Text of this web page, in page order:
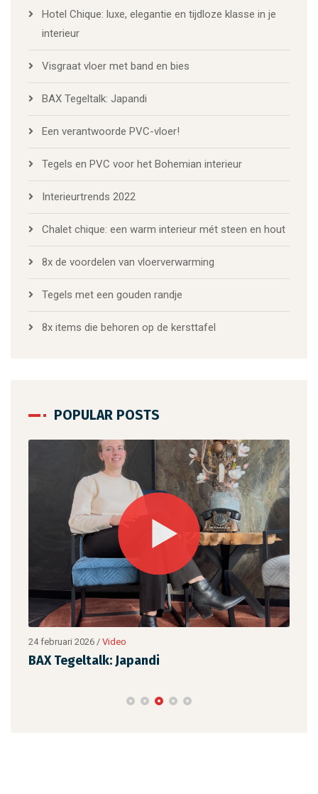
Hotel Chique: luxe, elegantie en tijdloze klasse in je
interieur
Visgraat vloer met band en bies
BAX Tegeltalk: Japandi
Een verantwoorde PVC-vloer!
Tegels en PVC voor het Bohemian interieur
Interieurtrends 2022
Chalet chique: een warm interieur mét steen en hout
8x de voordelen van vloerverwarming
Tegels met een gouden randje
8x items die behoren op de kersttafel
POPULAR POSTS
24 februari 2026 / Video
BAX Tegeltalk: Japandi